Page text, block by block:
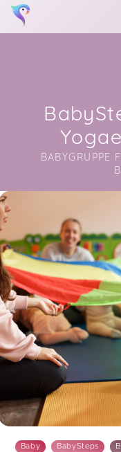
BABYGRUPPE
Soon you will learn
Baby BabySteps